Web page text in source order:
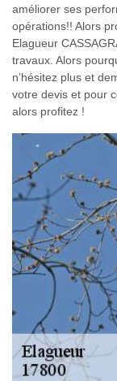
améliorer ses
opérations!! Alors
Elagueur
travaux. Alors
n’hésitez plus et
votre devis et pour
alors profitez !